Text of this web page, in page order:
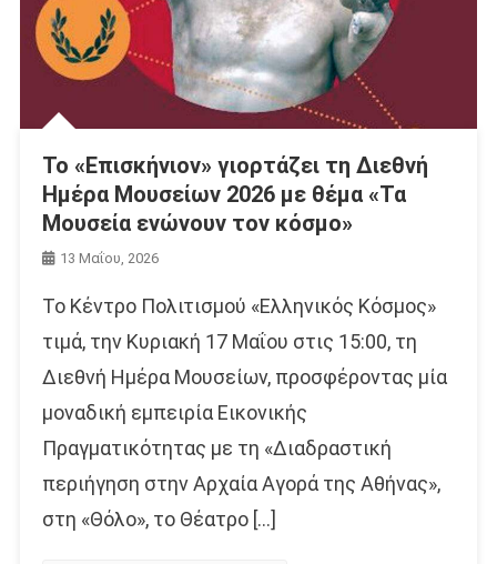
Το «Επισκήνιον» γιορτάζει τη Διεθνή
Ημέρα Μουσείων 2026 με θέμα «Τα
Μουσεία ενώνουν τον κόσμο»
13 Μαΐου, 2026
Το Κέντρο Πολιτισμού «Ελληνικός Κόσμος»
τιμά, την Κυριακή 17 Μαΐου στις 15:00, τη
Διεθνή Ημέρα Μουσείων, προσφέροντας μία
μοναδική εμπειρία Εικονικής
Πραγματικότητας με τη «Διαδραστική
περιήγηση στην Αρχαία Αγορά της Αθήνας»,
στη «Θόλο», το Θέατρο […]